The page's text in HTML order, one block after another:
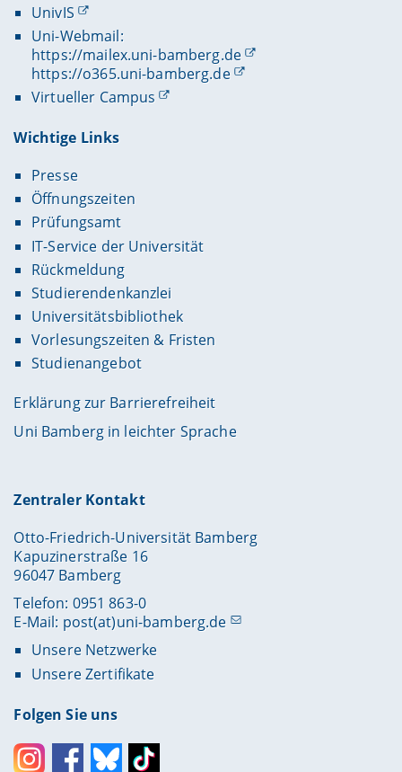
UnivIS
Uni-Webmail:
https://mailex.uni-bamberg.de
https://o365.uni-bamberg.de
Virtueller Campus
Wichtige Links
Presse
Öffnungszeiten
Prüfungsamt
IT-Service der Universität
Rückmeldung
Studierendenkanzlei
Universitätsbibliothek
Vorlesungszeiten & Fristen
Studienangebot
Erklärung zur Barrierefreiheit
Uni Bamberg in leichter Sprache
Zentraler Kontakt
Otto-Friedrich-Universität Bamberg
Kapuzinerstraße 16
96047 Bamberg
Telefon: 0951 863-0
E-Mail: post(at)uni-bamberg.de
Unsere Netzwerke
Unsere Zertifikate
Folgen Sie uns